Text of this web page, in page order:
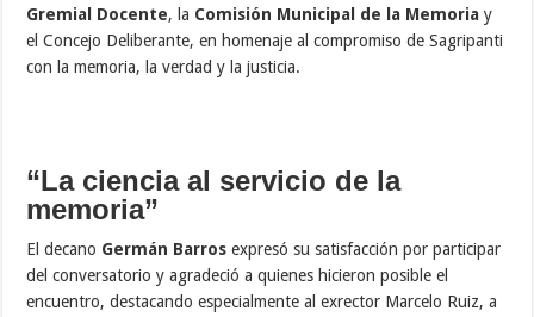
Gremial Docente, la Comisión Municipal de la Memoria y
el Concejo Deliberante, en homenaje al compromiso de Sagripanti
con la memoria, la verdad y la justicia.
“La ciencia al servicio de la
memoria”
El decano Germán Barros expresó su satisfacción por participar
del conversatorio y agradeció a quienes hicieron posible el
encuentro, destacando especialmente al exrector Marcelo Ruiz, a